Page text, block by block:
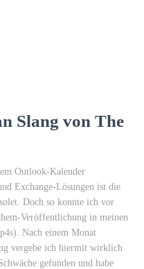
Slang von The
Outlook-Kalender
Exchange-Lösungen ist die
Doch so konnte ich vor
Veröffentlichung in meinen
Nach einem Monat
vergebe ich hiermit wirklich
gefunden und habe